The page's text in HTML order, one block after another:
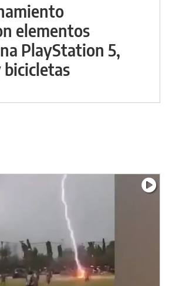
elementos
PlayStation 5,
bicicletas